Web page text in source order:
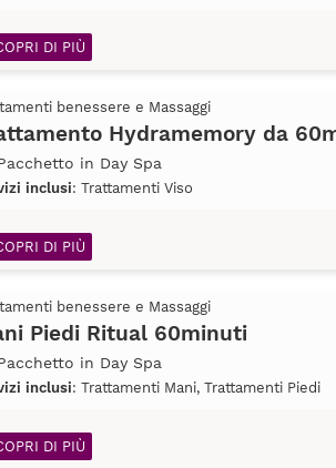
DI PIÙ
benessere e Massaggi
Hydramemory da
in Day Spa
inclusi: Trattamenti Viso
DI PIÙ
benessere e Massaggi
Piedi Ritual 60minuti
in Day Spa
inclusi: Trattamenti Mani, Trattamenti Piedi
DI PIÙ